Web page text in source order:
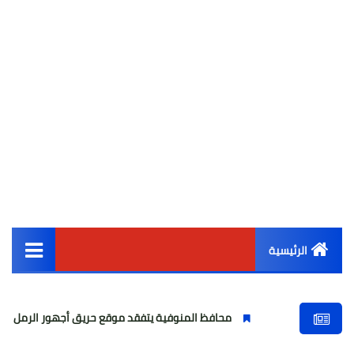
الرئيسية
أخبار مصر
محافظ المنوفية يتفقد موقع حريق أجهور الرمل بقويسنا